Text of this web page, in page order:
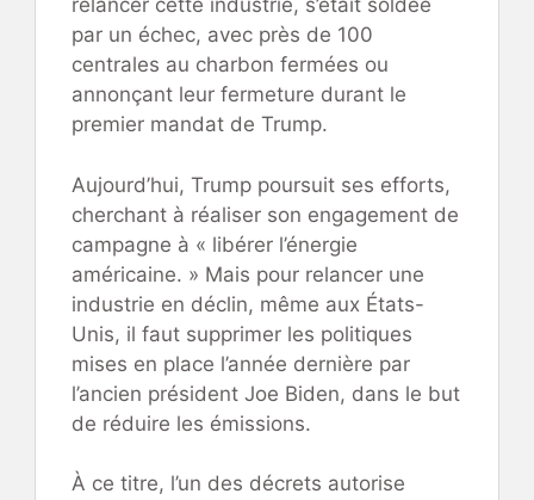
relancer cette industrie, s’était soldée
par un échec, avec près de 100
centrales au charbon fermées ou
annonçant leur fermeture durant le
premier mandat de Trump.
Aujourd’hui, Trump poursuit ses efforts,
cherchant à réaliser son engagement de
campagne à « libérer l’énergie
américaine. » Mais pour relancer une
industrie en déclin, même aux États-
Unis, il faut supprimer les politiques
mises en place l’année dernière par
l’ancien président Joe Biden, dans le but
de réduire les émissions.
À ce titre, l’un des décrets autorise